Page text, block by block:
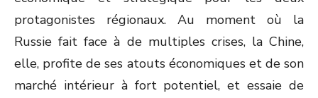
protagonistes régionaux. Au moment où la
Russie fait face à de multiples crises, la Chine,
elle, profite de ses atouts économiques et de son
marché intérieur à fort potentiel, et essaie de